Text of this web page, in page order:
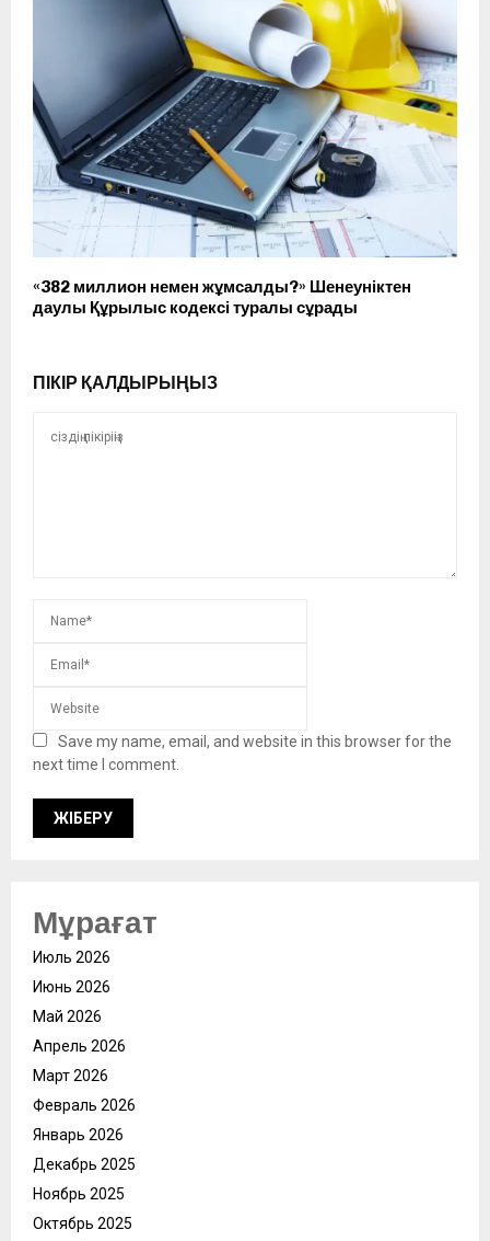
«382 миллион немен жұмсалды?» Шенеуніктен
даулы Құрылыс кодексі туралы сұрады
ПІКІР ҚАЛДЫРЫҢЫЗ
Save my name, email, and website in this browser for the
next time I comment.
Мұрағат
Июль 2026
Июнь 2026
Май 2026
Апрель 2026
Март 2026
Февраль 2026
Январь 2026
Декабрь 2025
Ноябрь 2025
Октябрь 2025